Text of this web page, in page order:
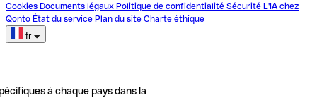
Cookies Documents légaux Politique de confidentialité Sécurité L'IA chez
Qonto État du service Plan du site Charte éthique
fr
à chaque pays dans la